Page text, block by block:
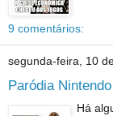
9 comentários:
segunda-feira, 10
Paródia
Há